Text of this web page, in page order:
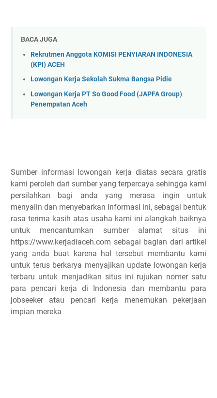
BACA JUGA
Rekrutmen Anggota KOMISI PENYIARAN INDONESIA
(KPI) ACEH
Lowongan Kerja Sekolah Sukma Bangsa Pidie
Lowongan Kerja PT So Good Food (JAPFA Group)
Penempatan Aceh
Sumber informasi lowongan kerja diatas secara gratis
kami peroleh dari sumber yang terpercaya sehingga kami
persilahkan bagi anda yang merasa ingin untuk
menyalin dan menyebarkan informasi ini, sebagai bentuk
rasa terima kasih atas usaha kami ini alangkah baiknya
untuk mencantumkan sumber alamat situs ini
https://www.kerjadiaceh.com sebagai bagian dari artikel
yang anda buat karena hal tersebut membantu kami
untuk terus berkarya menyajikan update lowongan kerja
terbaru untuk menjadikan situs ini rujukan nomer satu
para pencari kerja di Indonesia dan membantu para
jobseeker atau pencari kerja menemukan pekerjaan
impian mereka